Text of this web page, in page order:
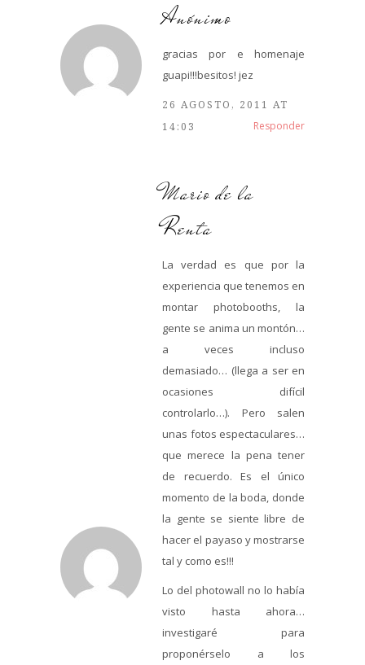
Anónimo
gracias por e homenaje
guapi!!!besitos! jez
26 AGOSTO, 2011 AT
14:03
Responder
Mario de la
Renta
La verdad es que por la
experiencia que tenemos en
montar photobooths, la
gente se anima un montón…
a veces incluso
demasiado… (llega a ser en
ocasiones difícil
controlarlo…). Pero salen
unas fotos espectaculares…
que merece la pena tener
de recuerdo. Es el único
momento de la boda, donde
la gente se siente libre de
hacer el payaso y mostrarse
tal y como es!!!
Lo del photowall no lo había
visto hasta ahora…
investigaré para
proponérselo a los